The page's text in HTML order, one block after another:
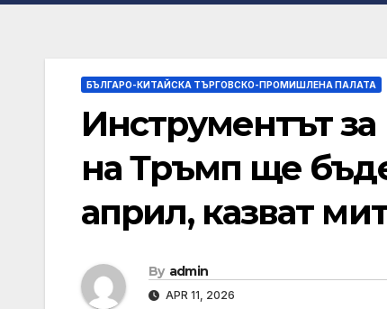
БЪЛГАРО-КИТАЙСКА ТЪРГОВСКО-ПРОМИШЛЕНА ПАЛАТА
Инструментът
на Тръмп ще
април, казват
By admin
APR 11, 2026